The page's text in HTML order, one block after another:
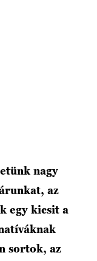
nagy
az
egy kicsit a
sortok, az